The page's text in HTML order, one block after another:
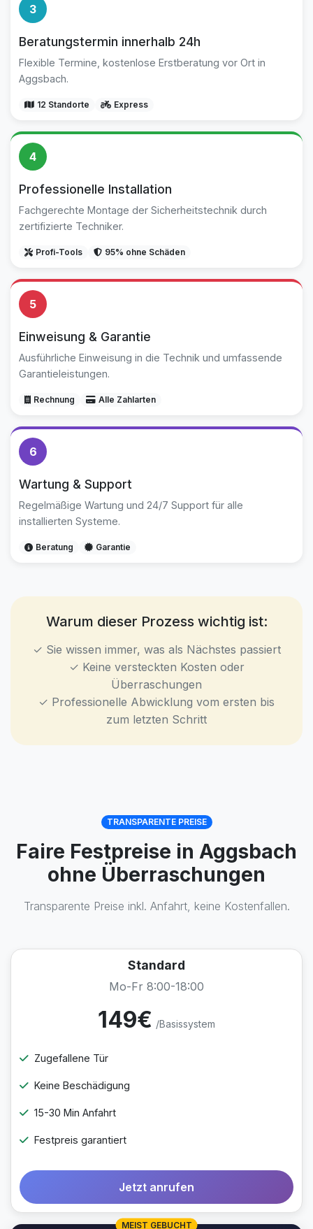
3
Beratungstermin innerhalb 24h
Flexible Termine, kostenlose Erstberatung vor Ort in
Aggsbach.
12 Standorte Express
4
Professionelle Installation
Fachgerechte Montage der Sicherheitstechnik durch
zertifizierte Techniker.
Profi-Tools 95% ohne Schäden
5
Einweisung & Garantie
Ausführliche Einweisung in die Technik und umfassende
Garantieleistungen.
Rechnung Alle Zahlarten
6
Wartung & Support
Regelmäßige Wartung und 24/7 Support für alle
installierten Systeme.
Beratung Garantie
Warum dieser Prozess wichtig ist:
✓ Sie wissen immer, was als Nächstes passiert
✓ Keine versteckten Kosten oder
Überraschungen
✓ Professionelle Abwicklung vom ersten bis
zum letzten Schritt
TRANSPARENTE PREISE
Faire Festpreise in Aggsbach
ohne Überraschungen
Transparente Preise inkl. Anfahrt, keine Kostenfallen.
Standard
Mo-Fr 8:00-18:00
149€ /Basissystem
Zugefallene Tür
Keine Beschädigung
15-30 Min Anfahrt
Festpreis garantiert
Jetzt anrufen
MEIST GEBUCHT